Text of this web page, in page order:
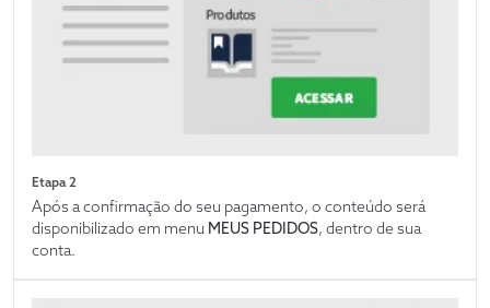
Etapa 2
Após a confirmação do seu pagamento, o conteúdo será
disponibilizado em menu MEUS PEDIDOS, dentro de sua
conta.